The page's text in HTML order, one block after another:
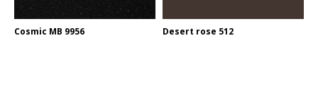
Cosmic MB 9956 Desert rose 512